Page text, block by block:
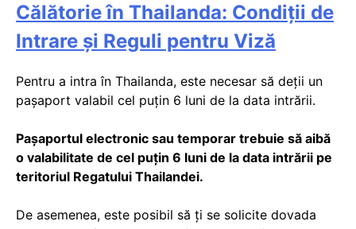
Călătorie în Thailanda: Condiții de
Intrare și Reguli pentru Viză
Pentru a intra în Thailanda, este necesar să deții un
pașaport valabil cel puțin 6 luni de la data intrării.
Pașaportul electronic sau temporar trebuie să aibă
o valabilitate de cel puțin 6 luni de la data intrării pe
teritoriul Regatului Thailandei.
De asemenea, este posibil să ți se solicite dovada